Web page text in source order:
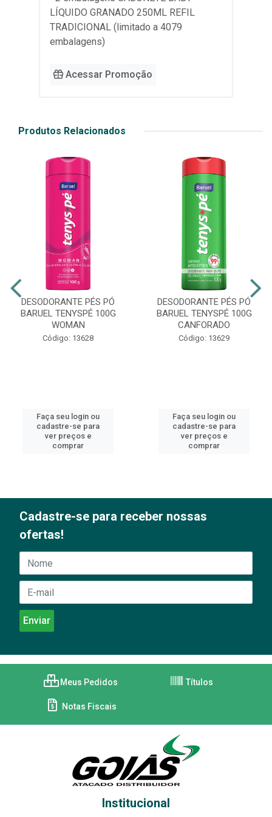
LÍQUIDO GRANADO 250ML REFIL
TRADICIONAL (limitado a 4079
embalagens)
Acessar Promoção
Produtos Relacionados
DESODORANTE PÉS PÓ
BARUEL TENYSPÉ 100G
WOMAN
Código: 13628
Faça seu login ou
cadastre-se para
ver preços e
comprar
DESODORANTE PÉS PÓ
BARUEL TENYSPÉ 100G
CANFORADO
Código: 13629
Faça seu login ou
cadastre-se para
ver preços e
comprar
Cadastre-se para receber nossas
ofertas!
Meus Pedidos Títulos
Notas Fiscais
Institucional